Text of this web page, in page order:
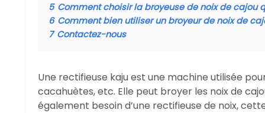
5 Comment choisir la broyeuse de noix de cajou
6 Comment bien utiliser un broyeur de noix de
7 Contactez-nous
Une rectifieuse kaju est une machine utilisée
cacahuètes, etc. Elle peut broyer les noix de
également besoin d’une rectifieuse de noix,